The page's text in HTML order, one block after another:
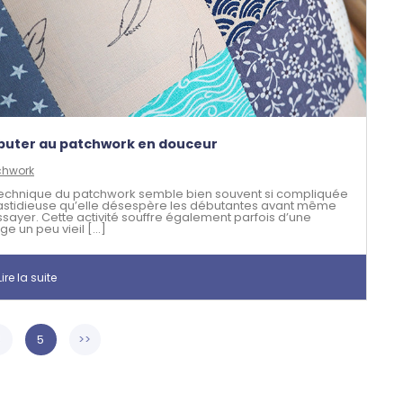
au patchwork en douceur
du patchwork semble bien souvent si compliquée
qu’elle désespère les débutantes avant même
Cette activité souffre également parfois d’une
un peu vieil [...]
la suite
5 >>